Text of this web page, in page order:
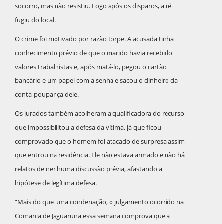
socorro, mas não resistiu. Logo após os disparos, a ré
fugiu do local.
O crime foi motivado por razão torpe. A acusada tinha
conhecimento prévio de que o marido havia recebido
valores trabalhistas e, após matá-lo, pegou o cartão
bancário e um papel com a senha e sacou o dinheiro da
conta-poupança dele.
Os jurados também acolheram a qualificadora do recurso
que impossibilitou a defesa da vítima, já que ficou
comprovado que o homem foi atacado de surpresa assim
que entrou na residência. Ele não estava armado e não há
relatos de nenhuma discussão prévia, afastando a
hipótese de legítima defesa.
“Mais do que uma condenação, o julgamento ocorrido na
Comarca de Jaguaruna essa semana comprova que a